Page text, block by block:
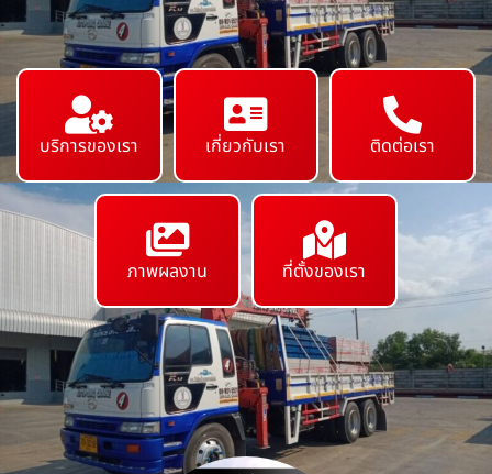
บริการของเรา เกี่ยวกับเรา ติดต่อเรา
ภาพผลงาน ที่ตั้งของเรา